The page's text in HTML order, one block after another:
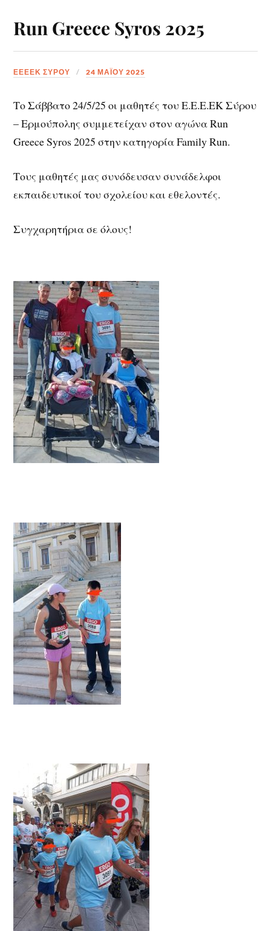
Run Greece Syros 2025
ΕΕΕΕΚ ΣΥΡΟΥ 24 ΜΑΪ́ΟΥ 2025
Το Σάββατο 24/5/25 οι μαθητές του Ε.Ε.Ε.ΕΚ Σύρου
– Ερμούπολης συμμετείχαν στον αγώνα Run
Greece Syros 2025 στην κατηγορία Family Run.
Τους μαθητές μας συνόδευσαν συνάδελφοι
εκπαιδευτικοί του σχολείου και εθελοντές.
Συγχαρητήρια σε όλους!